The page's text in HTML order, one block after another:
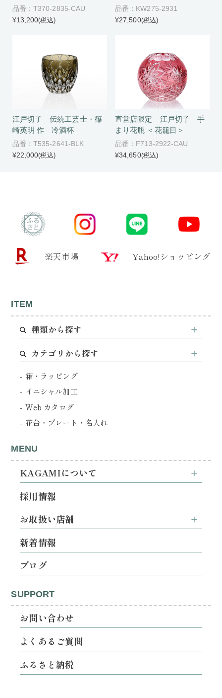
品番：T370-2835-CAU
¥13,200(税込)
品番：KW275-2931
¥27,500(税込)
江戸切子 伝統工芸士・篠
崎英明 作 冷酒杯
品番：T535-2641-BLK
¥22,000(税込)
直営店限定 江戸切子 手
まり花瓶 ＜花籠目＞
品番：F713-2922-CAU
¥34,650(税込)
楽天市場 Yahoo!ショッピング
ITEM
種類から探す
カテゴリから探す
箱・ラッピング
イニシャル加工
Web カタログ
花台・プレート・名入れ
MENU
KAGAMIについて
採用情報
お取扱い店舗
新着情報
ブログ
SUPPORT
お問い合わせ
よくあるご質問
ふるさと納税